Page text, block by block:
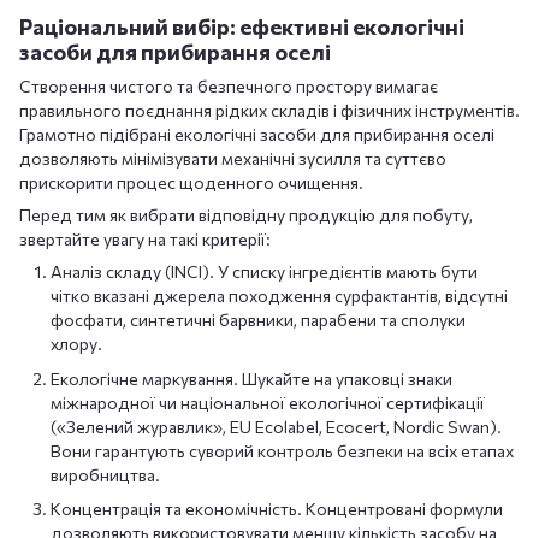
Раціональний вибір: ефективні екологічні
засоби для прибирання оселі
Створення чистого та безпечного простору вимагає
правильного поєднання рідких складів і фізичних інструментів.
Грамотно підібрані екологічні засоби для прибирання оселі
дозволяють мінімізувати механічні зусилля та суттєво
прискорити процес щоденного очищення.
Перед тим як вибрати відповідну продукцію для побуту,
звертайте увагу на такі критерії:
Аналіз складу (INCI). У списку інгредієнтів мають бути
чітко вказані джерела походження сурфактантів, відсутні
фосфати, синтетичні барвники, парабени та сполуки
хлору.
Екологічне маркування. Шукайте на упаковці знаки
міжнародної чи національної екологічної сертифікації
(«Зелений журавлик», EU Ecolabel, Ecocert, Nordic Swan).
Вони гарантують суворий контроль безпеки на всіх етапах
виробництва.
Концентрація та економічність. Концентровані формули
дозволяють використовувати меншу кількість засобу на